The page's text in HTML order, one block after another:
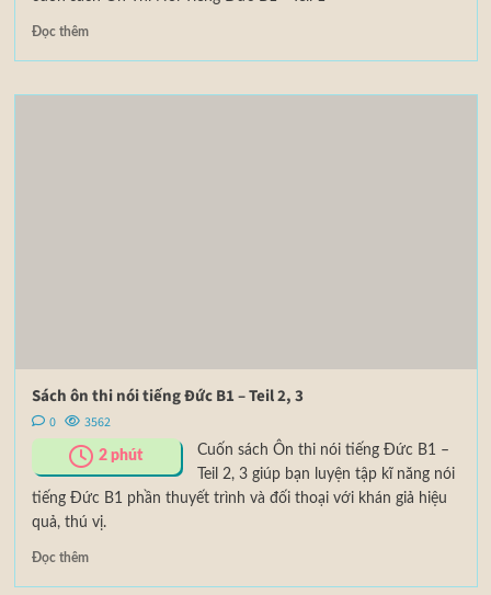
Đọc thêm
Sách ôn thi nói tiếng Đức B1 – Teil 2, 3
0 3562
2 phút
Cuốn sách Ôn thi nói tiếng Đức B1 –
Teil 2, 3 giúp bạn luyện tập kĩ năng nói
tiếng Đức B1 phần thuyết trình và đối thoại với khán giả hiệu
quả, thú vị.
Đọc thêm